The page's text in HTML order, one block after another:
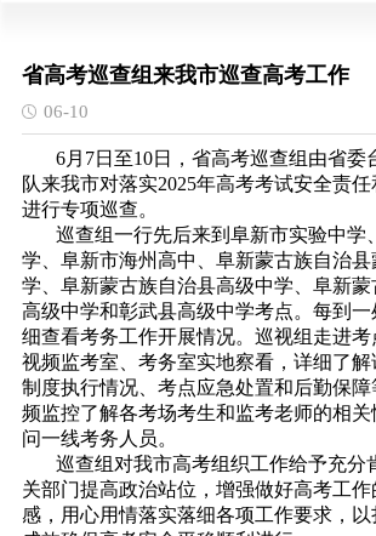
省高考巡查组来我市巡查高考工作
06-10
6月7日至10日，省高考巡查组由省委
队来我市对落实2025年高考考试安全责
进行专项巡查。
巡查组一行先后来到阜新市实验中学
学、阜新市海州高中、阜新蒙古族自治县
学、 阜新蒙古族自治县高级中学、 阜新蒙
高级中学和彰武县高级中学考点。每到
细查看考务工作开展情况。巡视组走进考
视频监考室、考务室实地察看，详细了
制度执行情况、考点应急处置和后勤保
频监控了解各考场考生和监考老师的相
问一线考务人员。
巡查组对我市高考组织工作给予充分
关部门提高政治站位，增强做好高考工
感，用心用情落实落细各项工作要求，